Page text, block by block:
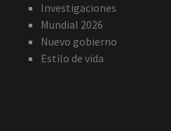
Investigaciones
Mundial 2026
Nuevo gobierno
Estilo de vida